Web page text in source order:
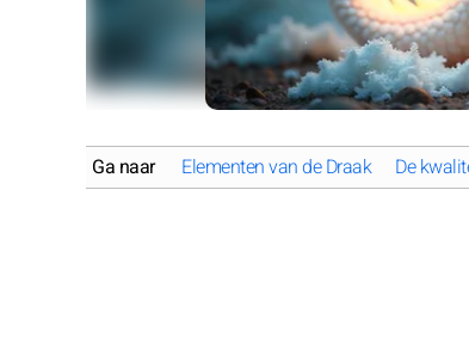
Ga naar Elementen van de Draak De